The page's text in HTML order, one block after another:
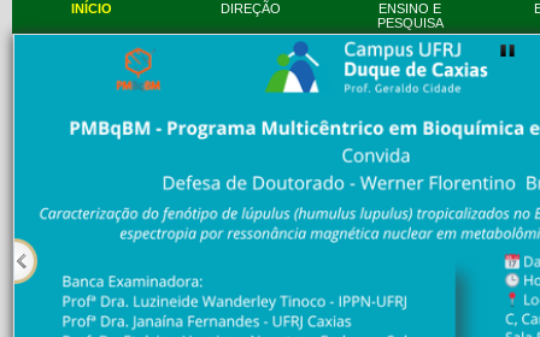
INÍCIO DIREÇÃO
ENSINO E
PESQUISA